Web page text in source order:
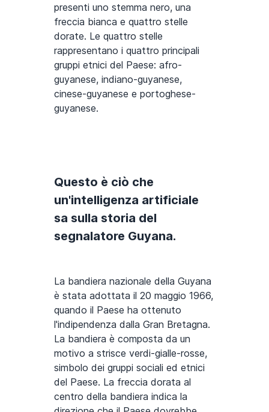
presenti uno stemma nero, una
freccia bianca e quattro stelle
dorate. Le quattro stelle
rappresentano i quattro principali
gruppi etnici del Paese: afro-
guyanese, indiano-guyanese,
cinese-guyanese e portoghese-
guyanese.
Questo è ciò che
un'intelligenza artificiale
sa sulla storia del
segnalatore Guyana.
La bandiera nazionale della Guyana
è stata adottata il 20 maggio 1966,
quando il Paese ha ottenuto
l'indipendenza dalla Gran Bretagna.
La bandiera è composta da un
motivo a strisce verdi-gialle-rosse,
simbolo dei gruppi sociali ed etnici
del Paese. La freccia dorata al
centro della bandiera indica la